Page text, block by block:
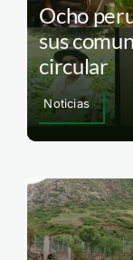
Ocho
sus
circular
Noticias